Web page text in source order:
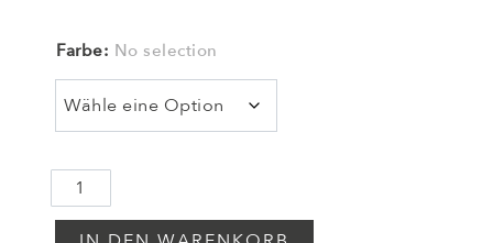
Farbe: No selection